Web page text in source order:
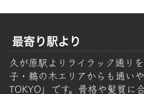
最寄り駅より
久が原駅よりライラック通り
子・鵜の木エリアからも通い
TOKYO」です。骨格や髪質に